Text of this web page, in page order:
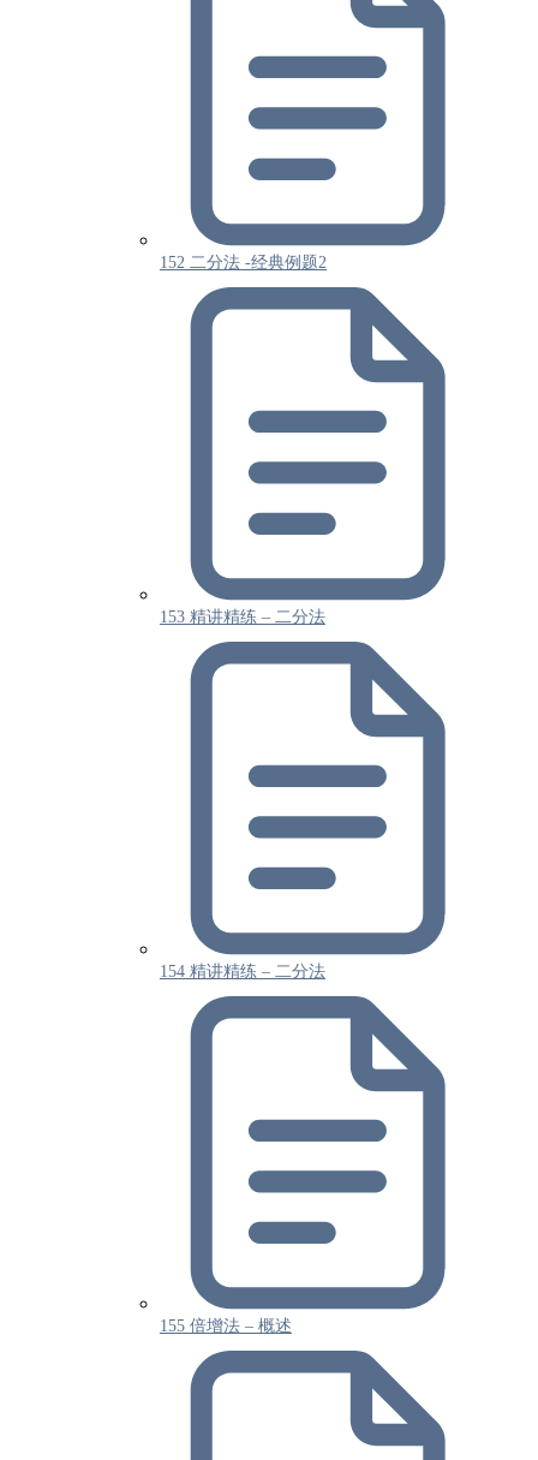
152 二分法 -经典例题2
153 精讲精练 – 二分法
154 精讲精练 – 二分法
155 倍增法 – 概述